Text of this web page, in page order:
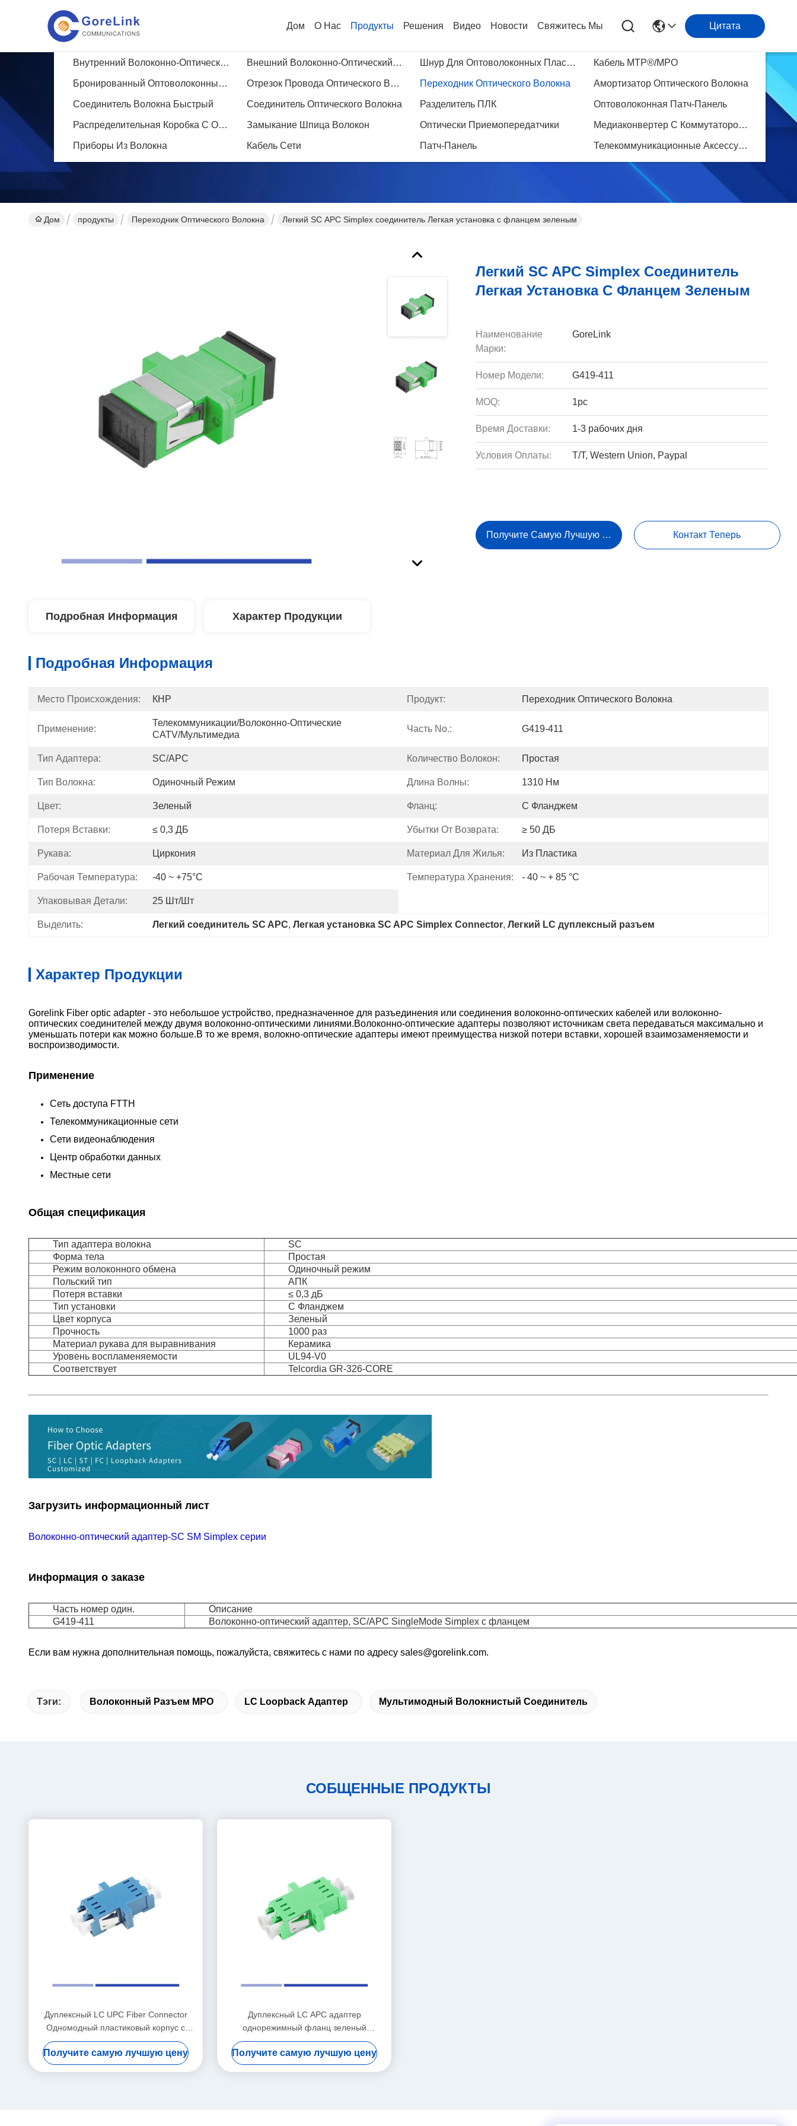
Дом О Нас Продукты
Внутренний Волоконно-Оптический Кабель Внешний Волоконно-Оптический Кабель Шнур Для Оптоволоконных Пластырей Кабель MTP®/MPO
Бронированный Оптоволоконный Пластырь Отрезок Провода Оптического Волокна Переходник Оптического Волокна Амортизатор Оптического Волокна
Соединитель Волокна Быстрый Соединитель Оптического Волокна Разделитель ПЛК Оптоволоконная Патч-Панель
Распределительная Коробка С Оптическими Волокнами Замыкание Шпица Волокон Оптически Приемопередатчики Медиаконвертер С Коммутатором На Оптоволокне
Приборы Из Волокна Кабель Сети Патч-Панель Телекоммуникационные Аксессуары
Решения Видео Новости Свяжитесь Мы Цитата
Подробная Информация О
Продукции
Дом продукты Переходник Оптического Волокна Легкий SC APC Simplex соединитель Легкая установка с фланцем зеленым
Легкий SC APC Simplex Соединитель
Легкая Установка С Фланцем Зеленым
Наименование
Марки:
GoreLink
Номер Модели: G419-411
MOQ: 1pc
Время Доставки: 1-3 рабочих дня
Условия Оплаты: T/T, Western Union, Paypal
Получите Самую Лучшую Цену Контакт Теперь
Подробная Информация Характер Продукции
Подробная Информация
Место Происхождения: КНР Продукт: Переходник Оптического Волокна
Применение:
Телекоммуникации/волоконно-Оптические
CATV/мультимедиа
Часть No.: G419-411
Тип Адаптера: SC/APC Количество Волокон: Простая
Тип Волокна: Одиночный Режим Длина Волны: 1310 Нм
Цвет: Зеленый Фланц: С Фланджем
Потеря Вставки: ≤ 0,3 ДБ Убытки От Возврата: ≥ 50 ДБ
Рукава: Циркония Материал Для Жилья: Из Пластика
Рабочая Температура: -40 ~ +75°C Температура Хранения: - 40 ~ + 85 °C
Упаковывая Детали: 25 Шт/шт
Выделить: Легкий соединитель SC APC, Легкая установка SC APC Simplex Connector, Легкий LC дуплексный разъем
Характер Продукции
Gorelink Fiber optic adapter - это небольшое устройство, предназначенное для разъединения или соединения волоконно-оптических кабелей или волоконно-
оптических соединителей между двумя волоконно-оптическими линиями.Волоконно-оптические адаптеры позволяют источникам света передаваться максимально и
уменьшать потери как можно больше.В то же время, волокно-оптические адаптеры имеют преимущества низкой потери вставки, хорошей взаимозаменяемости и
воспроизводимости.
Применение
Сеть доступа FTTH
Телекоммуникационные сети
Сети видеонаблюдения
Центр обработки данных
Местные сети
Общая спецификация
Тип адаптера волокна
SC
Форма тела
Простая
Режим волоконного обмена
Одиночный режим
Польский тип
АПК
Потеря вставки
≤ 0,3 дБ
Тип установки
С Фланджем
Цвет корпуса
Зеленый
Прочность
1000 раз
Материал рукава для выравнивания
Керамика
Уровень воспламеняемости
UL94-V0
Соответствует
Telcordia GR-326-CORE
Загрузить информационный лист
Волоконно-оптический адаптер-SC SM Simplex серии
Информация о заказе
Часть номер один.
Описание
G419-411
Волоконно-оптический адаптер, SC/APC SingleMode Simplex с фланцем
Если вам нужна дополнительная помощь, пожалуйста, свяжитесь с нами по адресу sales@gorelink.com.
Тэги: Волоконный Разъем MPO LC Loopback Адаптер Мультимодный Волокнистый Соединитель
СОБЩЕННЫЕ ПРОДУКТЫ
Дуплексный LC UPC Fiber Connector
Одномодный пластиковый корпус с
фланцем Синий
Получите самую лучшую цену
Дуплексный LC APC адаптер
однорежимный фланц зеленый
высокоточный портативный
Получите самую лучшую цену